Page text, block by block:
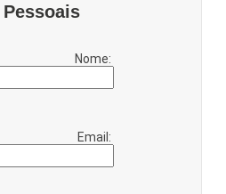
Nome:
Email: